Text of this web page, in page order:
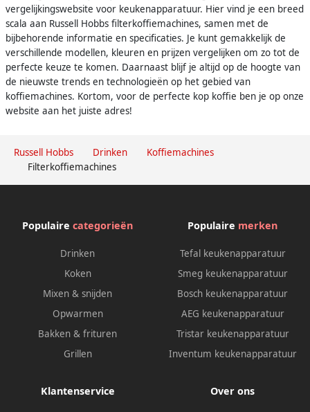
Russell Hobbs Drinken
Koffiemachines
Filterkoffiemachines
vergelijkingswebsite voor keukenapparatuur. Hier vind je een breed
scala aan Russell Hobbs filterkoffiemachines, samen met de
bijbehorende informatie en specificaties. Je kunt gemakkelijk de
verschillende modellen, kleuren en prijzen vergelijken om zo tot de
perfecte keuze te komen. Daarnaast blijf je altijd op de hoogte van
de nieuwste trends en technologieën op het gebied van
koffiemachines. Kortom, voor de perfecte kop koffie ben je op onze
website aan het juiste adres!
Populaire categorieën
Drinken
Koken
Mixen & snijden
Opwarmen
Bakken & frituren
Grillen
Populaire merken
Tefal keukenapparatuur
Smeg keukenapparatuur
Bosch keukenapparatuur
AEG keukenapparatuur
Tristar keukenapparatuur
Inventum keukenapparatuur
Klantenservice Over ons